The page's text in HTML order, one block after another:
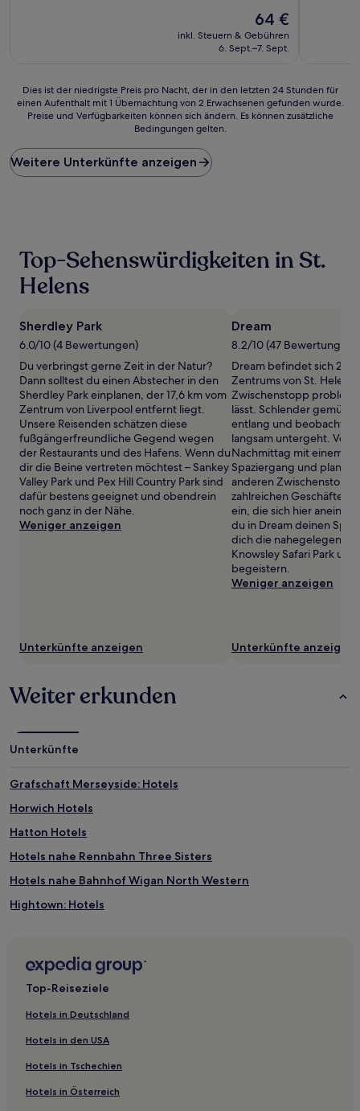
Der
Preis
beträgt
64 €
inkl. Steuern & Gebühren
6. Sept.–7. Sept.
Dies
ist
Preis
pro
Nacht,
24 Stunden
einen
Aufenthalt
1 Übernachtung
2 Erwachsenen
gefunden
wurde.
Preise
und
Verfügbarkeiten
können
sich
ändern.
Es
können
zusätzliche
Bedingungen
Dies ist der niedrigste Preis pro Nacht, der in den letzten 24 Stunden für
einen Aufenthalt mit 1 Übernachtung von 2 Erwachsenen gefunden wurde.
Preise und Verfügbarkeiten können sich ändern. Es können zusätzliche
Bedingungen gelten.
Weitere Unterkünfte anzeigen
Top-Sehenswürdigkeiten in St.
Helens
Sherdley Park
6.0/10 (4 Bewertungen)
Du verbringst gerne Zeit in der Natur?
Dann solltest du einen Abstecher in den
Sherdley Park einplanen, der 17,6 km vom
Zentrum von Liverpool entfernt liegt.
Unsere Reisenden schätzen diese
fußgängerfreundliche Gegend wegen
der Restaurants und des Hafens. Wenn du
dir die Beine vertreten möchtest – Sankey
Valley Park und Pex Hill Country Park sind
dafür bestens geeignet und obendrein
noch ganz in der Nähe.
Weniger anzeigen
Unterkünfte anzeigen
Dream
8.2/10 (47 Bewertungen)
Dream befindet sich 2,7
Zentrums von St. Helens,
Zwischenstopp
lässt. Schlender
entlang und beobachte,
langsam untergeht.
Nachmittag mit einem
Spaziergang und plane
anderen Zwischenstopp
zahlreichen Geschäften
ein, die sich hier
du in Dream deinen
dich die nahegelegenen
Knowsley Safari Park
begeistern.
Weniger anzeigen
Unterkünfte anzeigen
Weiter erkunden
Unterkünfte
Grafschaft Merseyside: Hotels
Horwich Hotels
Hatton Hotels
Hotels nahe Rennbahn Three Sisters
Hotels nahe Bahnhof Wigan North Western
Hightown: Hotels
Liverpool Hotels
Hotels nahe Bolton Arena
Hotels nahe Leigh Sports Village
High Legh Hotels
Top-Reiseziele
Hotels in Deutschland
Hotels in den USA
Hotels in Tschechien
Hotels in Österreich